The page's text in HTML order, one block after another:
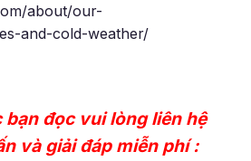
about/our-
and-cold-weather/
bạn đọc vui lòng liên hệ
và giải đáp miễn phí :